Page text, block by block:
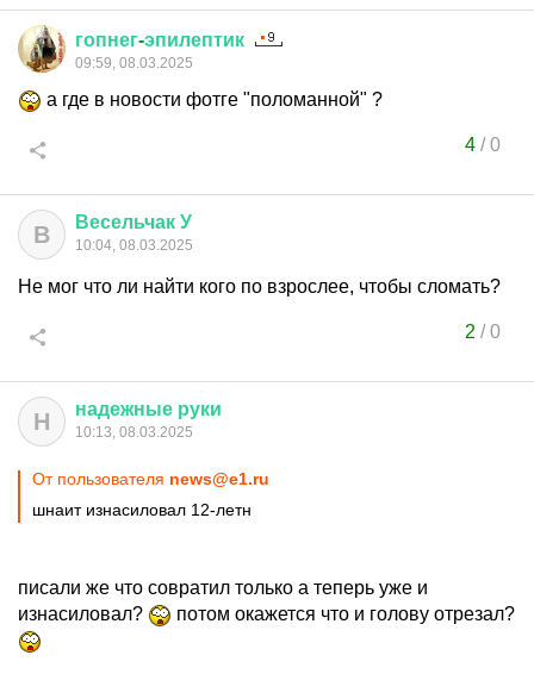
гопнег-эпилептик
09:59, 08.03.2025
а где в новости фотге "поломанной" ?
4/0
В Весельчак У
10:04, 08.03.2025
Не мог что ли найти кого по взрослее, чтобы сломать?
2 /0
Н надежные руки
10:13, 08.03.2025
От пользователя news@e1.ru
шнаит изнасиловал 12-летн
писали же что совратил только а теперь уже и
изнасиловал?
потом окажется что и голову отрезал?